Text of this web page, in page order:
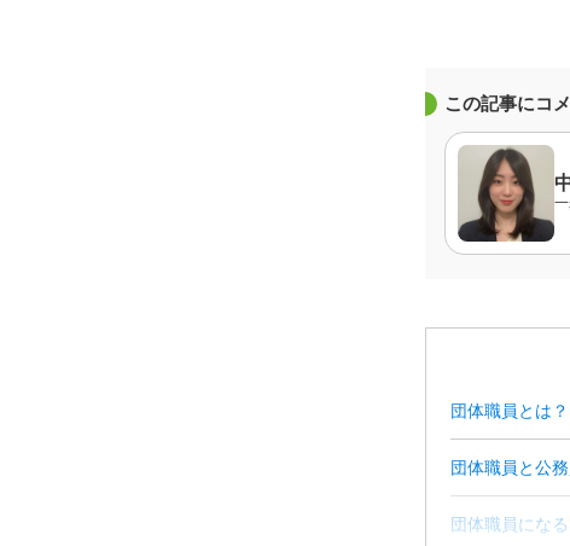
この記事にコ
団体職員とは？
団体職員と公
団体職員にな